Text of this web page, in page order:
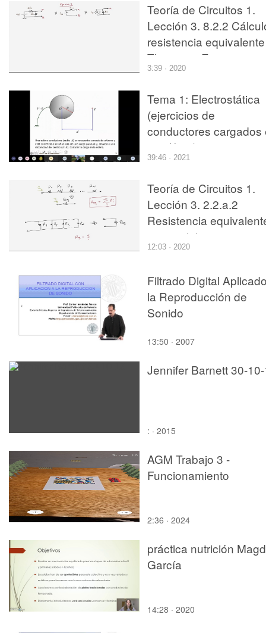
Teoría de Circuitos 1.
Lección 3. 8.2.2
resistencia equivalente
Thevenin. Ejercicio 1
3:39 · 2020
Tema 1: Electrostática
(ejercicios de
conductores cargados
equilibrio) 2
39:46 · 2021
Teoría de Circuitos 1.
Lección 3. 2.2.a.2
Resistencia
en paralelo
12:03 · 2020
Filtrado Digital
la Reproducción de
Sonido
13:50 · 2007
Jennifer Barnett 30-
: · 2015
AGM Trabajo 3 -
Funcionamiento
2:36 · 2024
práctica nutrición
García
14:28 · 2020